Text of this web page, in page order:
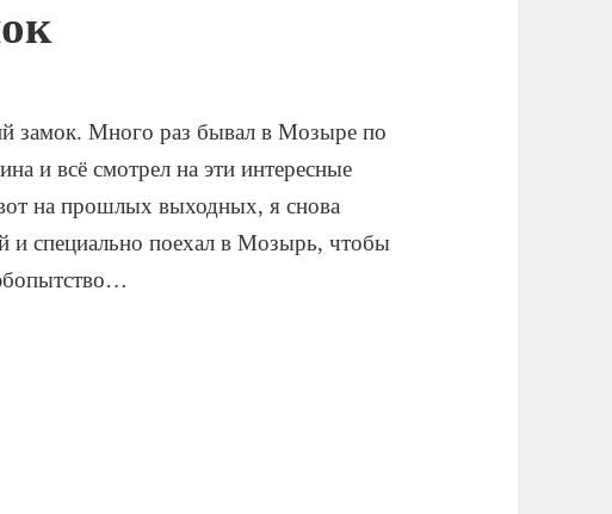
замок. Много раз бывал в Мозыре по
и всё смотрел на эти интересные
на прошлых выходных, я снова
и специально поехал в Мозырь, чтобы